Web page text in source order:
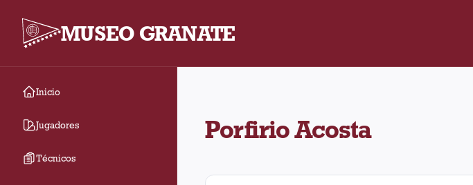
MUSEO GRANATE
Inicio
Jugadores
Técnicos
Porfirio Acosta